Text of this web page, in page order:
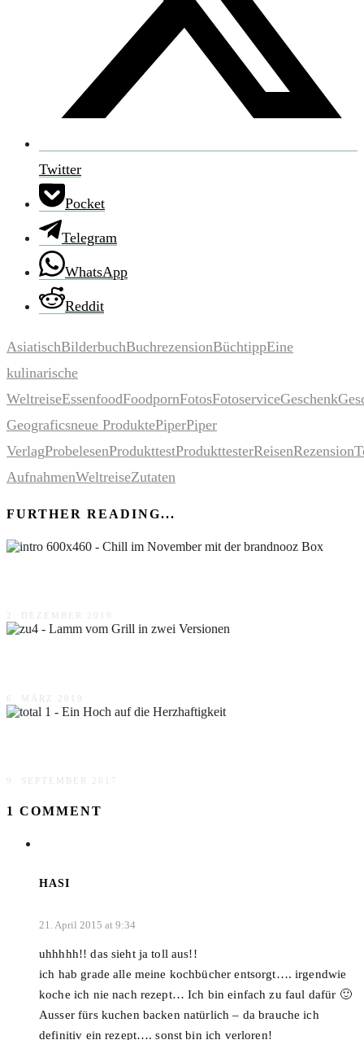
Twitter
Pocket
Telegram
WhatsApp
Reddit
AsiatischBilderbuchBuchrezensionBüchtippEine
kulinarische
WeltreiseEssenfoodFoodpornFotosFotoserviceGeschenk
Geograficsneue ProduktePiperPiper
VerlagProbelesenProdukttestProdukttesterReisenRezension
AufnahmenWeltreiseZutaten
FURTHER READING...
2. DEZEMBER 2019
6. MÄRZ 2019
9. SEPTEMBER 2017
1 COMMENT
HASI
21. April 2015 at 9:34
uhhhhh!! das sieht ja toll aus!!
ich hab grade alle meine kochbücher entsorgt…. irgendwie
koche ich nie nach rezept… Ich bin einfach zu faul dafür 🙂
Ausser fürs kuchen backen natürlich – da brauche ich
definitiv ein rezept…. sonst bin ich verloren!